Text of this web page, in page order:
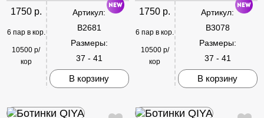
1750 р.
6 пар в кор.
10500 р/
кор
Артикул:
B2681
Размеры:
37 - 41
В корзину
1750 р.
6 пар в кор.
10500 р/
кор
Артикул:
B3078
Размеры:
37 - 41
В корзину